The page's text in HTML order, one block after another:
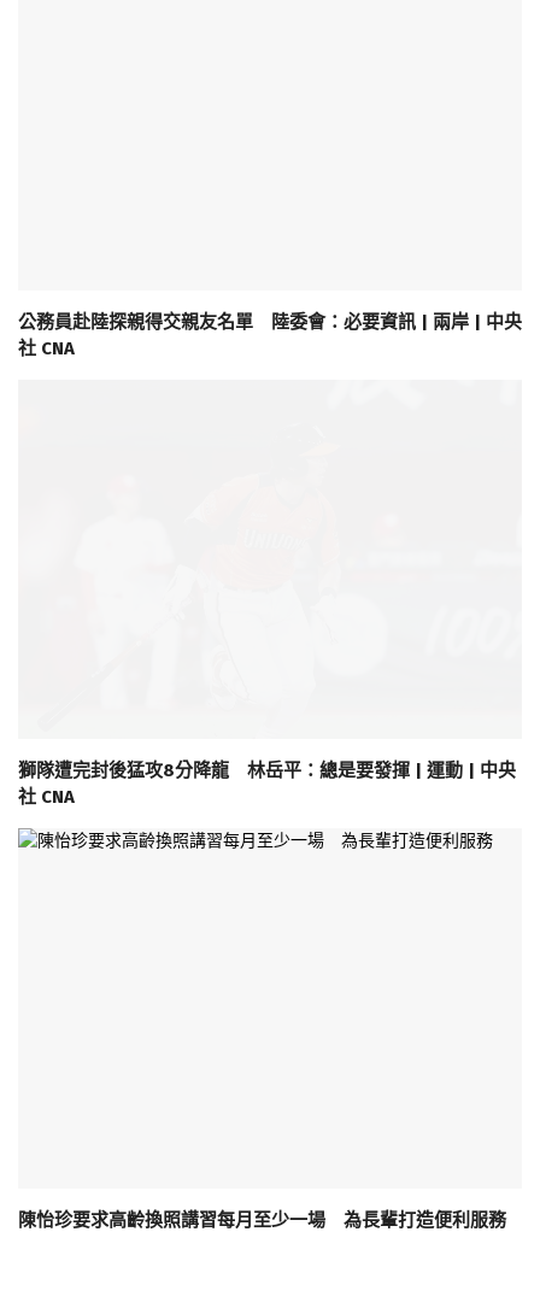
公務員赴陸探親得交親友名單 陸委會：必要資訊 | 兩岸 | 中央
社 CNA
獅隊遭完封後猛攻8分降龍 林岳平：總是要發揮 | 運動 | 中央
社 CNA
陳怡珍要求高齡換照講習每月至少一場 為長輩打造便利服務